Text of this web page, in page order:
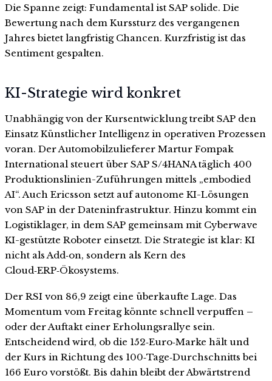
Die Spanne zeigt: Fundamental ist SAP solide. Die
Bewertung nach dem Kurssturz des vergangenen
Jahres bietet langfristig Chancen. Kurzfristig ist das
Sentiment gespalten.
KI-Strategie wird konkret
Unabhängig von der Kursentwicklung treibt SAP den
Einsatz Künstlicher Intelligenz in operativen Prozessen
voran. Der Automobilzulieferer Martur Fompak
International steuert über SAP S/4HANA täglich 400
Produktionslinien-Zuführungen mittels „embodied
AI“. Auch Ericsson setzt auf autonome KI-Lösungen
von SAP in der Dateninfrastruktur. Hinzu kommt ein
Logistiklager, in dem SAP gemeinsam mit Cyberwave
KI-gestützte Roboter einsetzt. Die Strategie ist klar: KI
nicht als Add‑on, sondern als Kern des
Cloud‑ERP‑Ökosystems.
Der RSI von 86,9 zeigt eine überkaufte Lage. Das
Momentum vom Freitag könnte schnell verpuffen –
oder der Auftakt einer Erholungsrallye sein.
Entscheidend wird, ob die 152‑Euro‑Marke hält und
der Kurs in Richtung des 100‑Tage‑Durchschnitts bei
166 Euro vorstößt. Bis dahin bleibt der Abwärtstrend